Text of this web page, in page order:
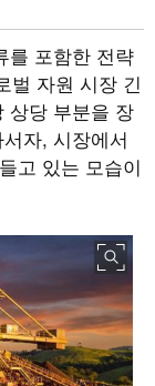
를 포함한 전략
벌 자원 시장 긴
상당 부분을 장
자, 시장에서
고 있는 모습이